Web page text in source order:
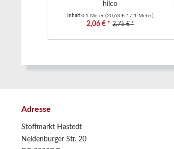
hilco
Inhalt 0.1 Meter (20,63 € * / 1 Meter)
2,06 € * 2,75 € *
Adresse
Stoffmarkt Hastedt
Neidenburger Str. 20